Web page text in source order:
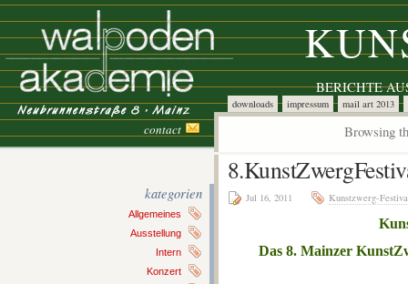
BERICHTE
downloads impressum mail art 2013
contact Browsing
kategorien
Allgemeines
Ausstellung
Intern
Konzert
Jul 16, 2011 Kunstzwerg-
Das 8. Mainzer